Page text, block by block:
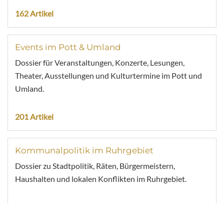
162 Artikel
Events im Pott & Umland
Dossier für Veranstaltungen, Konzerte, Lesungen,
Theater, Ausstellungen und Kulturtermine im Pott und
Umland.
201 Artikel
Kommunalpolitik im Ruhrgebiet
Dossier zu Stadtpolitik, Räten, Bürgermeistern,
Haushalten und lokalen Konflikten im Ruhrgebiet.